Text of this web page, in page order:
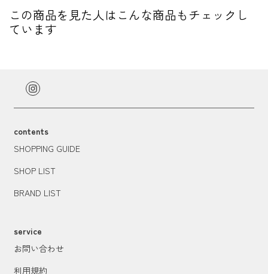
この商品を見た人はこんな商品もチェックし
ています
contents
SHOPPING GUIDE
SHOP LIST
BRAND LIST
service
お問い合わせ
利用規約